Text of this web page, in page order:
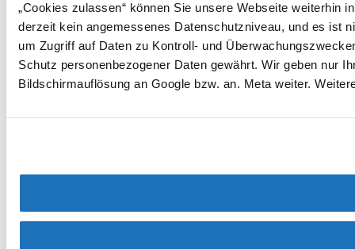
„Cookies zulassen“ können Sie unsere Webseite weiterhin
derzeit kein angemessenes Datenschutzniveau, und es ist
um Zugriff auf Daten zu Kontroll- und
Schutz personenbezogener Daten gewährt. Wir geben nur
Bildschirmauflösung an Google bzw. an. Meta weiter.